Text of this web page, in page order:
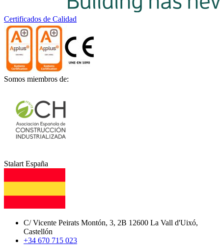
Certificados de Calidad
Somos miembros de:
Stalart España
C/ Vicente Peirats Montón, 3, 2B 12600 La Vall d'Uixó,
Castellón
+34 670 715 023